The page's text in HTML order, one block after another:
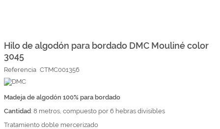
Top Ventas
Iniciar sesión/Regístrate
Somos Kimidori
comienzo
la
galería
imágenes
Hilo de algodón para bordado DMC Mouliné color
3045
Referencia CTMC001356
Madeja de algodón 100% para bordado
Cantidad: 8 metros, compuesto por 6 hebras divisibles
Tratamiento doble mercerizado